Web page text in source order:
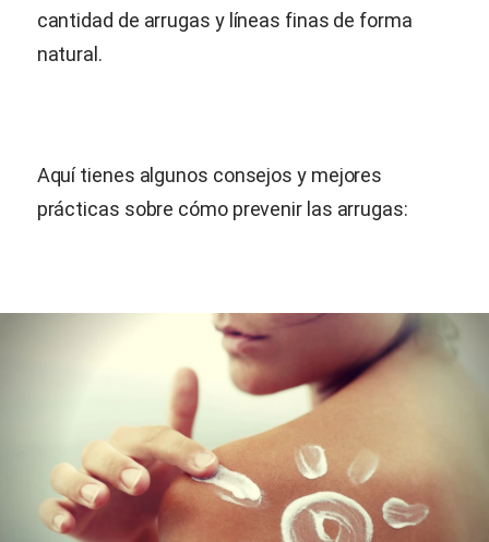
cantidad de arrugas y líneas finas de forma
natural.
Aquí tienes algunos consejos y mejores
prácticas sobre cómo prevenir las arrugas: